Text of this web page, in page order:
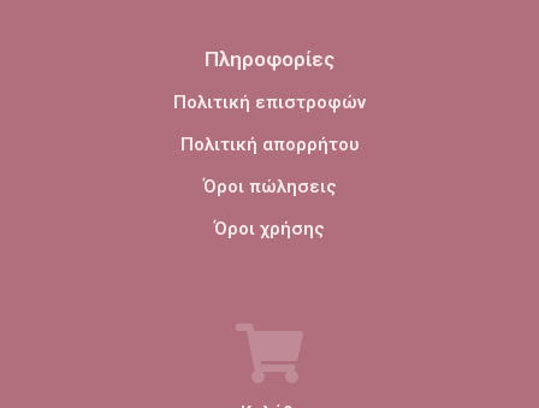
Πληροφορίες
Πολιτική επιστροφών
Πολιτική απορρήτου
Όροι πώλησεις
Όροι χρήσης